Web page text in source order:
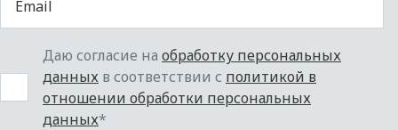
Даю согласие на обработку персональных
данных в соответствии с политикой в
отношении обработки персональных
данных*